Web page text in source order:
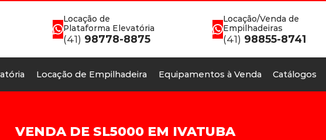
Locação de
Plataforma Elevatória
(41) 98778-8875
Locação/Venda de
Empilhadeiras
(41) 98855-8741
Locação de Empilhadeira Equipamentos à Venda Catálogos
VENDA DE SL5000 EM IVATUBA